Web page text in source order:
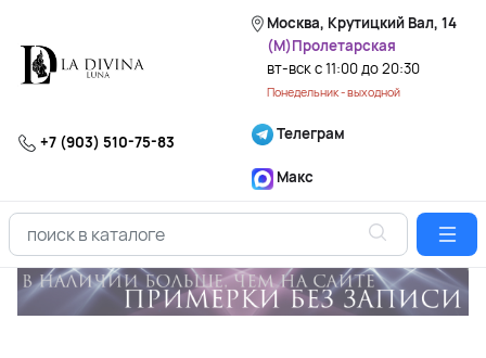
Москва, Крутицкий Вал, 14
(М)Пролетарская
вт-вск с 11:00 до 20:30
Понедельник - выходной
+7 (903) 510-75-83 Телеграм
Макс